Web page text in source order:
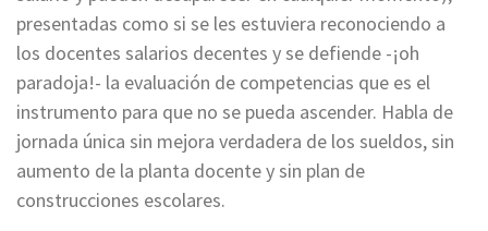
presentadas como si se les estuviera reconociendo a
los docentes salarios decentes y se defiende -¡oh
paradoja!- la evaluación de competencias que es el
instrumento para que no se pueda ascender. Habla de
jornada única sin mejora verdadera de los sueldos, sin
aumento de la planta docente y sin plan de
construcciones escolares.